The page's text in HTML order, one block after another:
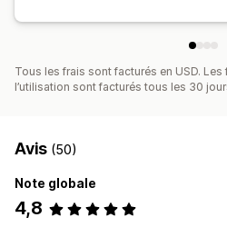
Balisage
Tous les frais sont facturés en USD.
l’utilisation sont facturés tous les 30
Avis (50)
Note globale
4,8